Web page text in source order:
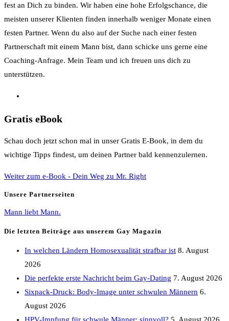
fest an Dich zu binden. Wir haben eine hohe Erfolgschance, die
meisten unserer Klienten finden innerhalb weniger Monate einen
festen Partner. Wenn du also auf der Suche nach einer festen
Partnerschaft mit einem Mann bist, dann schicke uns gerne eine
Coaching-Anfrage. Mein Team und ich freuen uns dich zu
unterstützen.
Gratis eBook
Schau doch jetzt schon mal in unser Gratis E-Book, in dem du
wichtige Tipps findest, um deinen Partner bald kennenzulernen.
Weiter zum e-Book - Dein Weg zu Mr. Right
Unsere Partnerseiten
Mann liebt Mann.
Die letzten Beiträge aus unserem Gay Magazin
In welchen Ländern Homosexualität strafbar ist 8. August
2026
Die perfekte erste Nachricht beim Gay-Dating 7. August 2026
Sixpack-Druck: Body-Image unter schwulen Männern 6.
August 2026
HPV-Impfung für schwule Männer: sinnvoll? 5. August 2026